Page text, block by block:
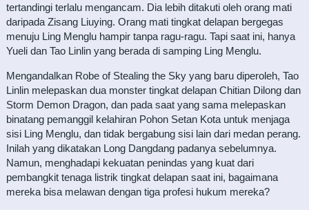
tertandingi terlalu mengancam. Dia lebih ditakuti oleh orang mati
daripada Zisang Liuying. Orang mati tingkat delapan bergegas
menuju Ling Menglu hampir tanpa ragu-ragu. Tapi saat ini, hanya
Yueli dan Tao Linlin yang berada di samping Ling Menglu.
Mengandalkan Robe of Stealing the Sky yang baru diperoleh, Tao
Linlin melepaskan dua monster tingkat delapan Chitian Dilong dan
Storm Demon Dragon, dan pada saat yang sama melepaskan
binatang pemanggil kelahiran Pohon Setan Kota untuk menjaga
sisi Ling Menglu, dan tidak bergabung sisi lain dari medan perang.
Inilah yang dikatakan Long Dangdang padanya sebelumnya.
Namun, menghadapi kekuatan penindas yang kuat dari
pembangkit tenaga listrik tingkat delapan saat ini, bagaimana
mereka bisa melawan dengan tiga profesi hukum mereka?